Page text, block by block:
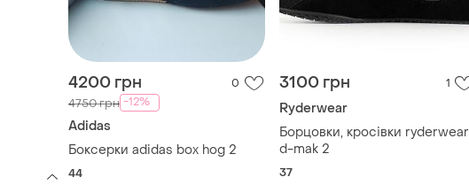
4200 грн 0
4750 грн -12%
Adidas
Боксерки adidas box hog 2
44
3100 грн 1
Ryderwear
Борцовки, кросівки ryderwear
d-mak 2
37